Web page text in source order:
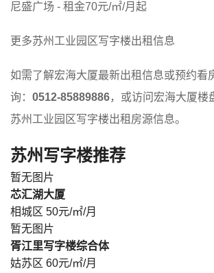
尼盛广场 - 租金70元/㎡/月起
更多苏州工业园区写字楼出租信息
如需了解宏海大厦最新出租信息或预约看
询： 0512-85889886，或访问 宏海大厦楼
苏州工业园区写字楼出租房源信息。
苏州写字楼推荐
暂无图片
芯汇湖大厦
相城区 50元/㎡/月
暂无图片
胥江里写字楼综合体
姑苏区 60元/㎡/月